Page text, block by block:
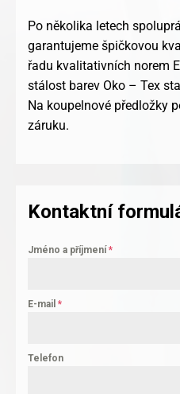
Po několika letech
garantujeme špičkovou
řadu kvalitativních norem
stálost barev Oko – Tex
Na koupelnové předložky
záruku.
Kontaktní
Jméno a příjmení *
E-mail *
Telefon